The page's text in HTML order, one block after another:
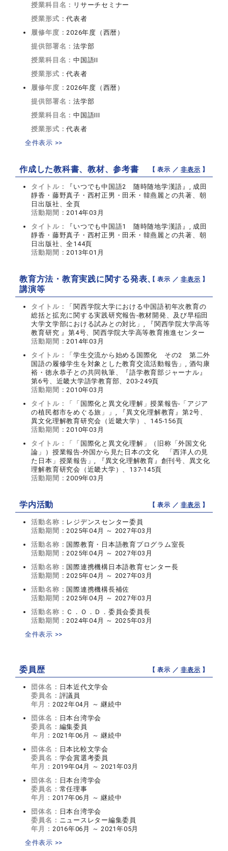
授業科目名： リサーチセミナー
授業形式：代表者
履修年度：2026年度（西暦）
提供部署名：法学部
授業科目名：中国語II
授業形式：代表者
履修年度：2026年度（西暦）
提供部署名：法学部
授業科目名：中国語III
授業形式：代表者
全件表示 >>
作成した教科書、教材、参考書 【 表示 ／非表示 】
タイトル：
『いつでも中国語2 随時随地学漢語』, 成田
靜香・藤野真子・西村正男・田禾・韓燕麗との共著、朝
日出版社、全頁
活動期間：2014年03月
タイトル：
『いつでも中国語1 随時随地学漢語』, 成田
靜香・藤野真子・西村正男・田禾・韓燕麗との共著、朝
日出版社、全144頁
活動期間：2013年01月
教育方法・教育実践に関する発表、
講演等
【 表示 ／非表示 】
タイトル：
「関西学院大学における中国語初年次教育の
総括と拡充に関する実践研究報告‐教材開発、及び早稲田
大学文学部における試みとの対比」, 『関西学院大学高等
教育研究 』第4号、関西学院大学高等教育推進センター
活動期間：2014年03月
タイトル：
「学生交流から始める国際化 その2 第二外
国語の履修学生を対象とした教育交流活動報告」, 酒勾康
裕・徳永恭子との共同執筆、『語学教育部ジャーナル』
第6号、近畿大学語学教育部、203‐249頁
活動期間：2010年03月
タイトル：
「「国際化と異文化理解」授業報告‐「アジア
の植民都市をめぐる旅」」, 『異文化理解教育』第2号、
異文化理解教育研究会（近畿大学）、145‐156頁
活動期間：2010年03月
タイトル：
「「国際化と異文化理解」（旧称「外国文化
論」）授業報告‐外国から見た日本の文化 「西洋人の見
た日本」授業報告」, 『異文化理解教育』創刊号、異文化
理解教育研究会（近畿大学）、137‐145頁
活動期間：2009年03月
学内活動 【 表示 ／非表示 】
活動名称： レジデンスセンター委員
活動期間：2025年04月 ～ 2027年03月
活動名称： 国際教育・日本語教育プログラム室長
活動期間：2025年04月 ～ 2027年03月
活動名称： 国際連携機構日本語教育センター長
活動期間：2025年04月 ～ 2027年03月
活動名称： 国際連携機構長補佐
活動期間：2025年04月 ～ 2027年03月
活動名称： Ｃ．Ｏ．Ｄ．委員会委員長
活動期間：2024年04月 ～ 2025年03月
全件表示 >>
委員歴 【 表示 ／非表示 】
団体名： 日本近代文学会
委員名： 評議員
年月： 2022年04月 ～ 継続中
団体名： 日本台湾学会
委員名： 編集委員
年月： 2021年06月 ～ 継続中
団体名： 日本比較文学会
委員名： 学会賞選考委員
年月： 2019年04月 ～ 2021年03月
団体名： 日本台湾学会
委員名： 常任理事
年月： 2017年06月 ～ 継続中
団体名： 日本台湾学会
委員名： ニュースレター編集委員
年月： 2016年06月 ～ 2021年05月
全件表示 >>